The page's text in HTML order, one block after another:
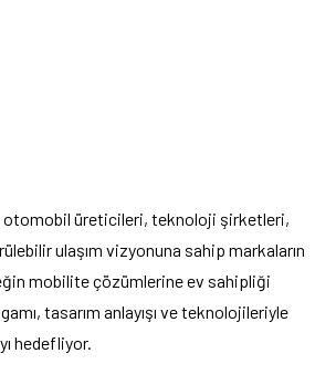
otomobil üreticileri, teknoloji şirketleri,
ulaşım vizyonuna sahip markaların
mobilite çözümlerine ev sahipliği
tasarım anlayışı ve teknolojileriyle
hedefliyor.